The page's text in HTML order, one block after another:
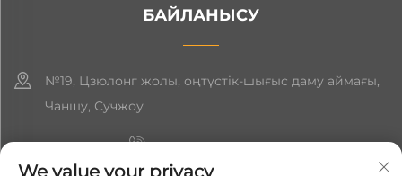
БАЙЛАНЫСУ
№19, Цзюлонг жолы, оңтүстік-шығыс даму аймағы,
Чаншу, Сучжоу
+86-19906239903
We value your privacy